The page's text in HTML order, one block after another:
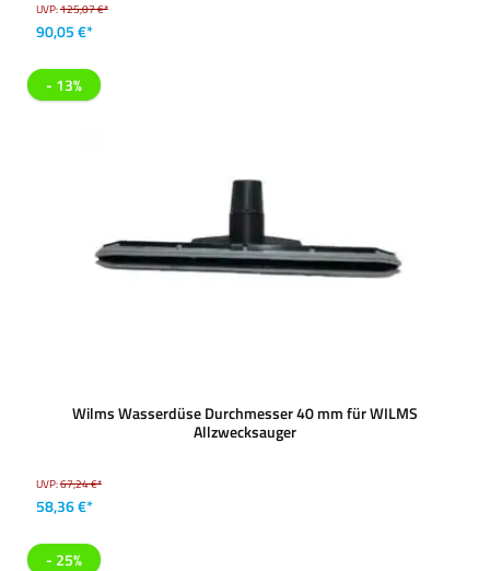
UVP:125,07 €*
90,05 €*
- 13%
Wilms Wasserdüse Durchmesser 40 mm für WILMS
Allzwecksauger
UVP:67,24 €*
58,36 €*
- 25%